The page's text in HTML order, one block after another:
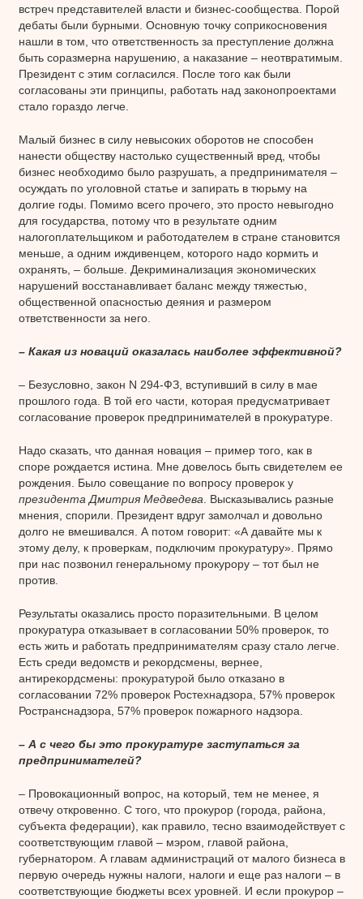
встреч представителей власти и бизнес-сообщества. Порой
дебаты были бурными. Основную точку соприкосновения
нашли в том, что ответственность за преступление должна
быть соразмерна нарушению, а наказание – неотвратимым.
Президент с этим согласился. После того как были
согласованы эти принципы, работать над законопроектами
стало гораздо легче.
Малый бизнес в силу невысоких оборотов не способен
нанести обществу настолько существенный вред, чтобы
бизнес необходимо было разрушать, а предпринимателя –
осуждать по уголовной статье и запирать в тюрьму на
долгие годы. Помимо всего прочего, это просто невыгодно
для государства, потому что в результате одним
налогоплательщиком и работодателем в стране становится
меньше, а одним иждивенцем, которого надо кормить и
охранять, – больше. Декриминализация экономических
нарушений восстанавливает баланс между тяжестью,
общественной опасностью деяния и размером
ответственности за него.
– Какая из новаций оказалась наиболее эффективной?
– Безусловно, закон N 294-ФЗ, вступивший в силу в мае
прошлого года. В той его части, которая предусматривает
согласование проверок предпринимателей в прокуратуре.
Надо сказать, что данная новация – пример того, как в
споре рождается истина. Мне довелось быть свидетелем ее
рождения. Было совещание по вопросу проверок у
президента Дмитрия Медведева . Высказывались разные
мнения, спорили. Президент вдруг замолчал и довольно
долго не вмешивался. А потом говорит: «А давайте мы к
этому делу, к проверкам, подключим прокуратуру». Прямо
при нас позвонил генеральному прокурору – тот был не
против.
Результаты оказались просто поразительными. В целом
прокуратура отказывает в согласовании 50% проверок, то
есть жить и работать предпринимателям сразу стало легче.
Есть среди ведомств и рекордсмены, вернее,
антирекордсмены: прокуратурой было отказано в
согласовании 72% проверок Ростехнадзора, 57% проверок
Ространснадзора, 57% проверок пожарного надзора.
– А с чего бы это прокуратуре заступаться за
предпринимателей?
– Провокационный вопрос, на который, тем не менее, я
отвечу откровенно. С того, что прокурор (города, района,
субъекта федерации), как правило, тесно взаимодействует с
соответствующим главой – мэром, главой района,
губернатором. А главам администраций от малого бизнеса в
первую очередь нужны налоги, налоги и еще раз налоги – в
соответствующие бюджеты всех уровней. И если прокурор –